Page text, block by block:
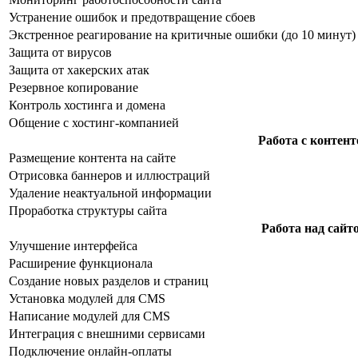
Устранение ошибок и предотвращение сбоев
Экстренное реагирование на критичные ошибки (до 10 минут)
Защита от вирусов
Защита от хакерских атак
Резервное копирование
Контроль хостинга и домена
Общение с хостинг-компанией
Работа с
Размещение контента на сайте
Отрисовка баннеров и иллюстраций
Удаление неактуальной информации
Проработка структуры сайта
Работа над
Улучшение интерфейса
Расширение функционала
Создание новых разделов и страниц
Установка модулей для CMS
Написание модулей для CMS
Интеграция с внешними сервисами
Подключение онлайн-оплаты